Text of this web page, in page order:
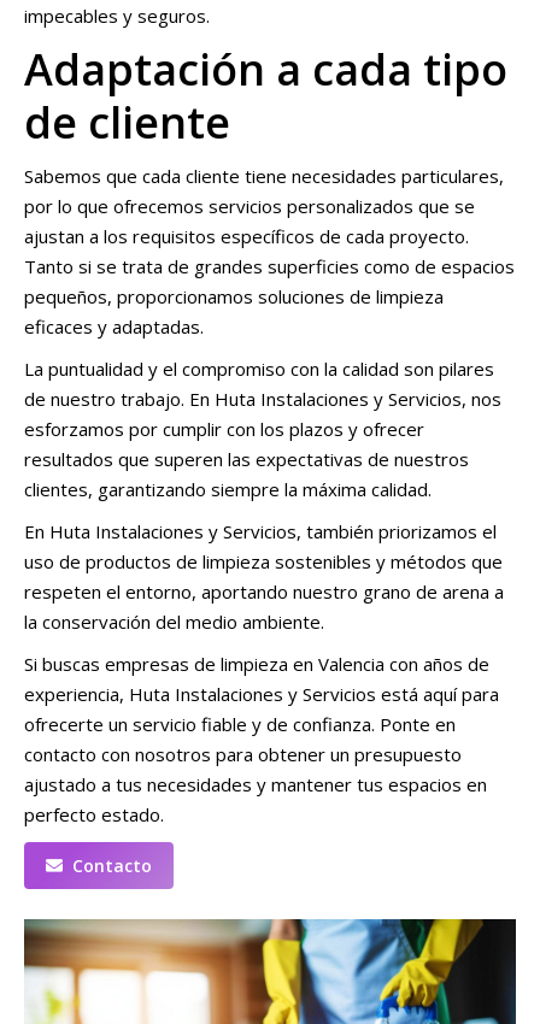
impecables y seguros.
Adaptación a cada tipo
de cliente
Sabemos que cada cliente tiene necesidades particulares,
por lo que ofrecemos servicios personalizados que se
ajustan a los requisitos específicos de cada proyecto.
Tanto si se trata de grandes superficies como de espacios
pequeños, proporcionamos soluciones de limpieza
eficaces y adaptadas.
La puntualidad y el compromiso con la calidad son pilares
de nuestro trabajo. En Huta Instalaciones y Servicios, nos
esforzamos por cumplir con los plazos y ofrecer
resultados que superen las expectativas de nuestros
clientes, garantizando siempre la máxima calidad.
En Huta Instalaciones y Servicios, también priorizamos el
uso de productos de limpieza sostenibles y métodos que
respeten el entorno, aportando nuestro grano de arena a
la conservación del medio ambiente.
Si buscas empresas de limpieza en Valencia con años de
experiencia, Huta Instalaciones y Servicios está aquí para
ofrecerte un servicio fiable y de confianza. Ponte en
contacto con nosotros para obtener un presupuesto
ajustado a tus necesidades y mantener tus espacios en
perfecto estado.
Contacto